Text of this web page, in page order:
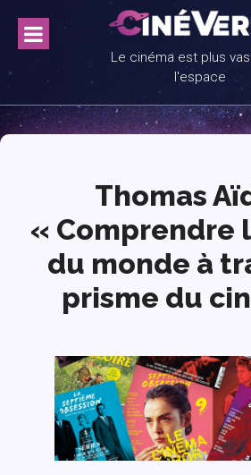
content
Le cinéma est plus
l'espace
Thomas
« Comprendre
du monde à
prisme du